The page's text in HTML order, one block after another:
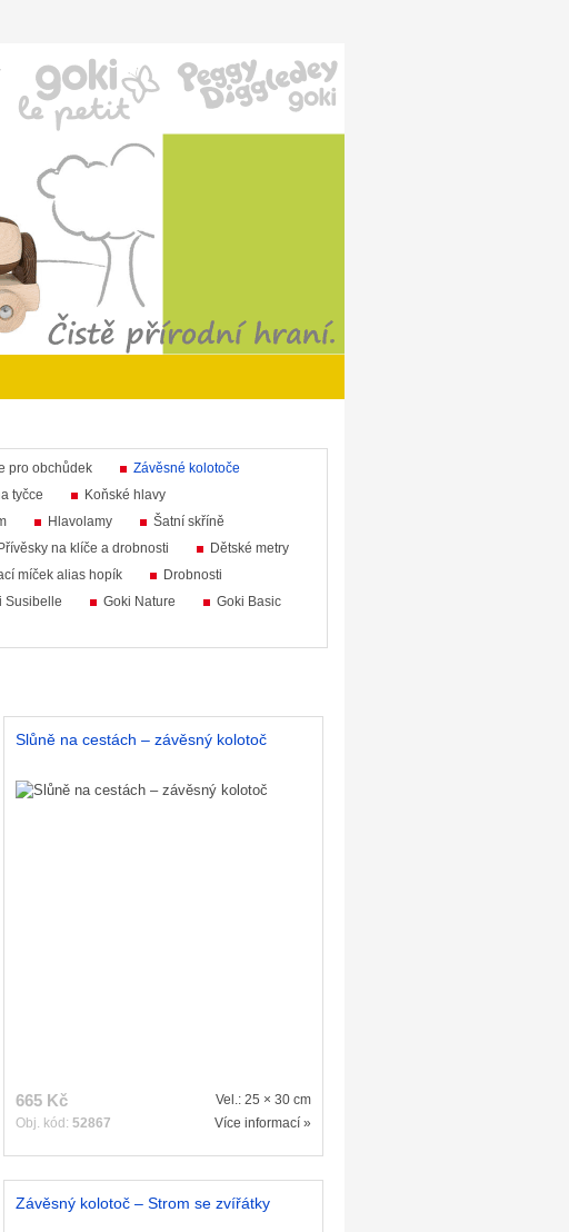
pro obchůdek
Závěsné kolotoče
tyčce
Koňské hlavy
Hlavolamy
Šatní skříně
Přívěsky na klíče a drobnosti
Dětské metry
míček alias hopík
Drobnosti
Susibelle Goki Nature
Goki Basic
Slůně na cestách – závěsný kolotoč
665 Kč
Obj. kód: 52867
Vel.: 25 × 30 cm
Více informací »
Závěsný kolotoč – Strom se zvířátky